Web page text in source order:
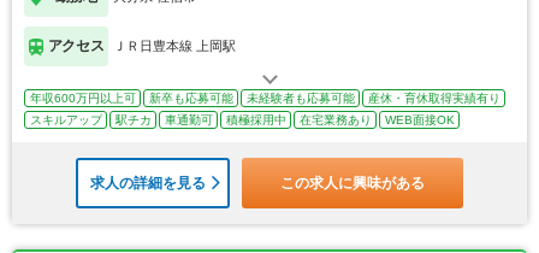
アクセス ＪＲ日豊本線 上岡駅
年収600万円以上可 新卒も応募可能 未経験者も応募可能
産休・育休取得実績有り
スキルアップ
駅チカ 車通勤可 積極採用中 在宅業務あり WEB面接OK
求人の詳細を見る この求人に興味がある